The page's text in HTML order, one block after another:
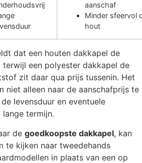
aanschaf
Minder sfeervol
hout
dat een houten dakkapel de
een polyester dakkapel de
zit daar qua prijs tussenin. Het
niet alleen naar de aanschafprijs te
levensduur en eventuele
termijn.
de goedkoopste dakkapel, kan
te kijken naar tweedehands
in plaats van een op